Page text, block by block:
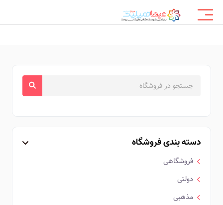
دسته بندی فروشگاه
فروشگاهی
دولتی
مذهبی